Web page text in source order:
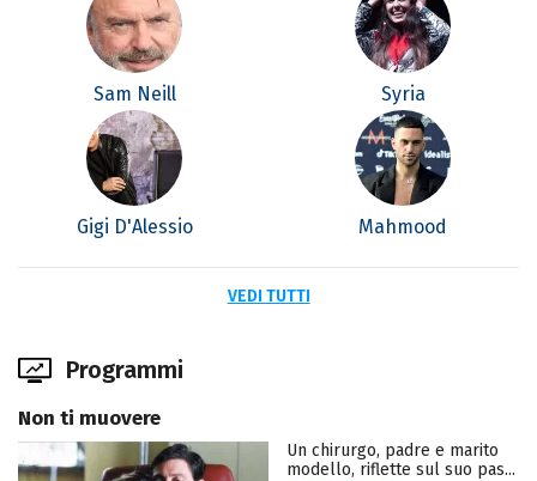
Sam Neill Syria
Gigi D'Alessio Mahmood
VEDI TUTTI
Programmi
Non ti muovere
Un chirurgo, padre e marito
modello, riflette sul suo pas...